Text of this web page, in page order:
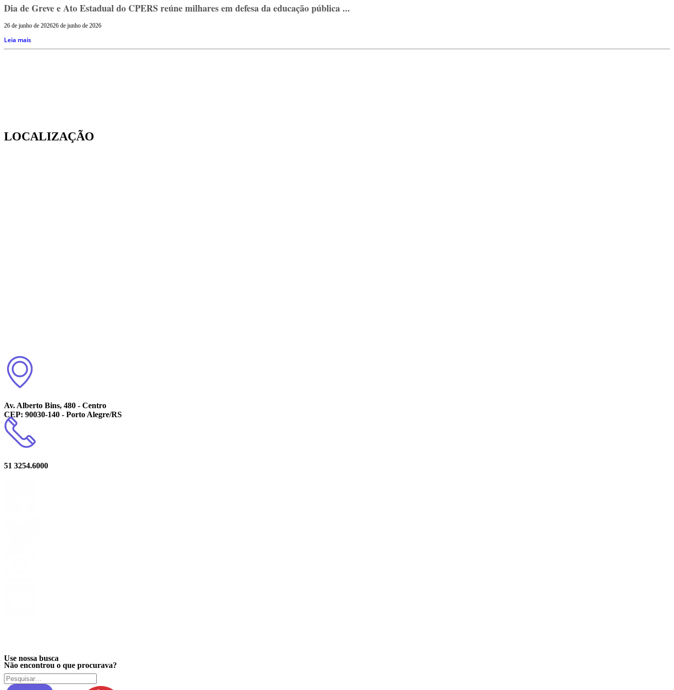
Dia de Greve e Ato Estadual do CPERS reúne milhares em defesa da educação pública ...
26 de junho de 202626 de junho de 2026
Leia mais
LOCALIZAÇÃO
Av. Alberto Bins, 480 - Centro
CEP: 90030-140 - Porto Alegre/RS
51 3254.6000
Não encontrou o que procurava?
Use nossa busca